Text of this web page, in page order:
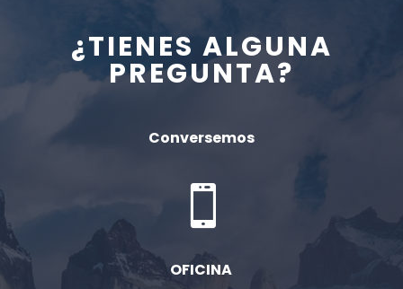
¿TIENES ALGUNA
PREGUNTA?
Conversemos

OFICINA